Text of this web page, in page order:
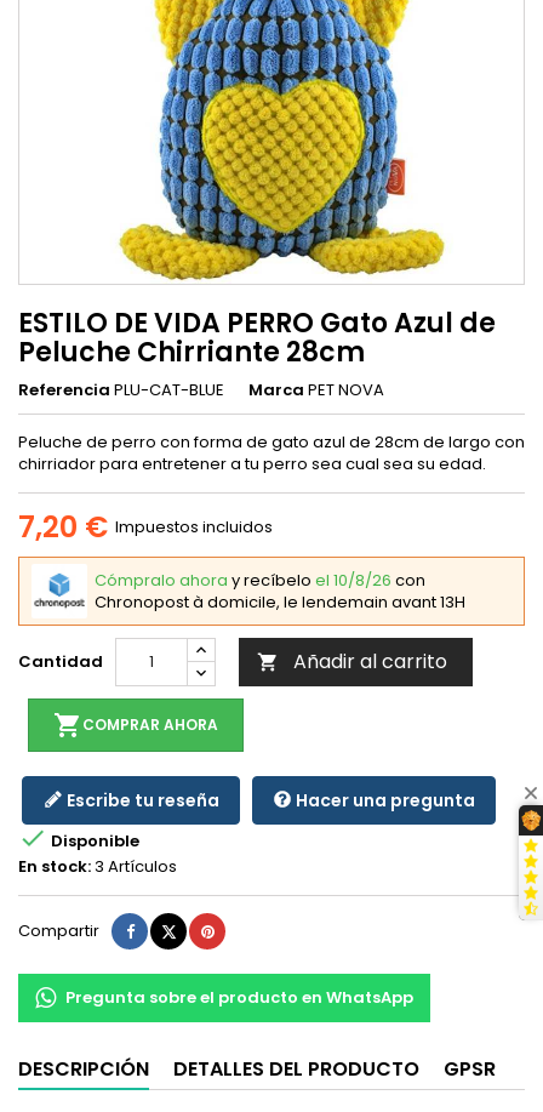
ESTILO DE VIDA PERRO Gato Azul de
Peluche Chirriante 28cm
Referencia PLU-CAT-BLUE Marca PET NOVA
Peluche de perro con forma de gato azul de 28cm de largo con
chirriador para entretener a tu perro sea cual sea su edad.
7,20 € Impuestos incluidos
Cómpralo ahora y recíbelo el 10/8/26 con
Chronopost à domicile, le lendemain avant 13H
Cantidad  Añadir al carrito
shopping_cart COMPRAR AHORA
Escribe tu reseña Hacer una pregunta
 Disponible
En stock:3 Artículos
Compartir Compartir
TuitearPinterest
Pregunta sobre el producto en WhatsApp
DESCRIPCIÓN DETALLES DEL PRODUCTO GPSR